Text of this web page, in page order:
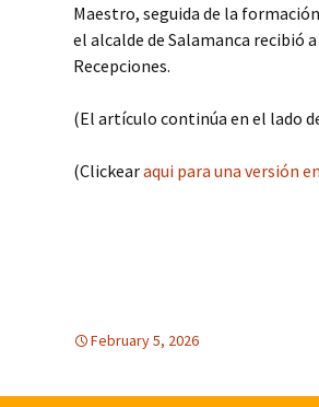
Maestro, seguida de la
el alcalde de Salamanca recibió
Recepciones.
(El artículo continúa en el lado
(Clickearaqui para una versión
February 5, 2026